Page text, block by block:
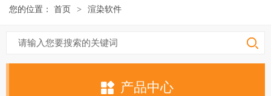
您的位置： 首页 > 渲染软件
产品中心